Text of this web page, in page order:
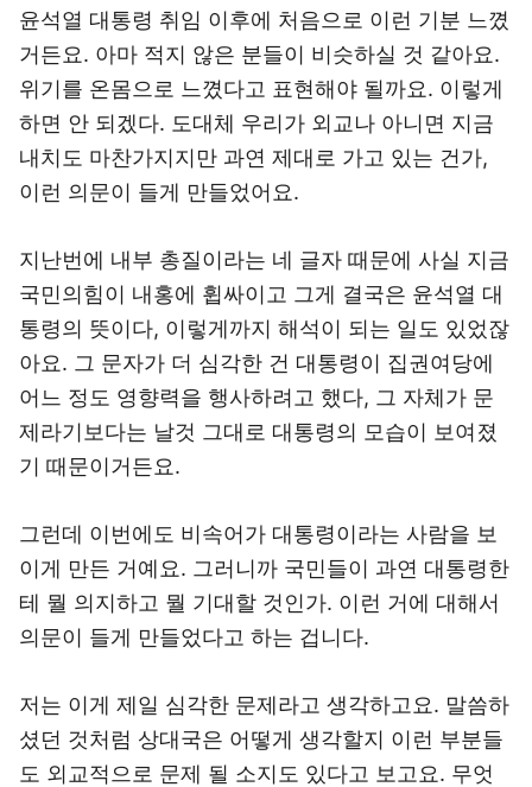
윤석열 대통령 취임 이후에 처음으로 이런 기분 느꼈
거든요. 아마 적지 않은 분들이 비슷하실 것 같아요.
위기를 온몸으로 느꼈다고 표현해야 될까요. 이렇게
하면 안 되겠다. 도대체 우리가 외교나 아니면 지금
내치도 마찬가지지만 과연 제대로 가고 있는 건가,
이런 의문이 들게 만들었어요.
지난번에 내부 총질이라는 네 글자 때문에 사실 지금
국민의힘이 내홍에 휩싸이고 그게 결국은 윤석열 대
통령의 뜻이다, 이렇게까지 해석이 되는 일도 있었잖
아요. 그 문자가 더 심각한 건 대통령이 집권여당에
어느 정도 영향력을 행사하려고 했다, 그 자체가 문
제라기보다는 날것 그대로 대통령의 모습이 보여졌
기 때문이거든요.
그런데 이번에도 비속어가 대통령이라는 사람을 보
이게 만든 거예요. 그러니까 국민들이 과연 대통령한
테 뭘 의지하고 뭘 기대할 것인가. 이런 거에 대해서
의문이 들게 만들었다고 하는 겁니다.
저는 이게 제일 심각한 문제라고 생각하고요. 말씀하
셨던 것처럼 상대국은 어떻게 생각할지 이런 부분들
도 외교적으로 문제 될 소지도 있다고 보고요. 무엇